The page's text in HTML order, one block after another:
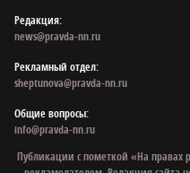
Редакция:
news@pravda-nn.ru
Рекламный отдел:
sheptunova@pravda-nn.ru
Общие вопросы:
info@pravda-nn.ru
Публикации с пометкой «На